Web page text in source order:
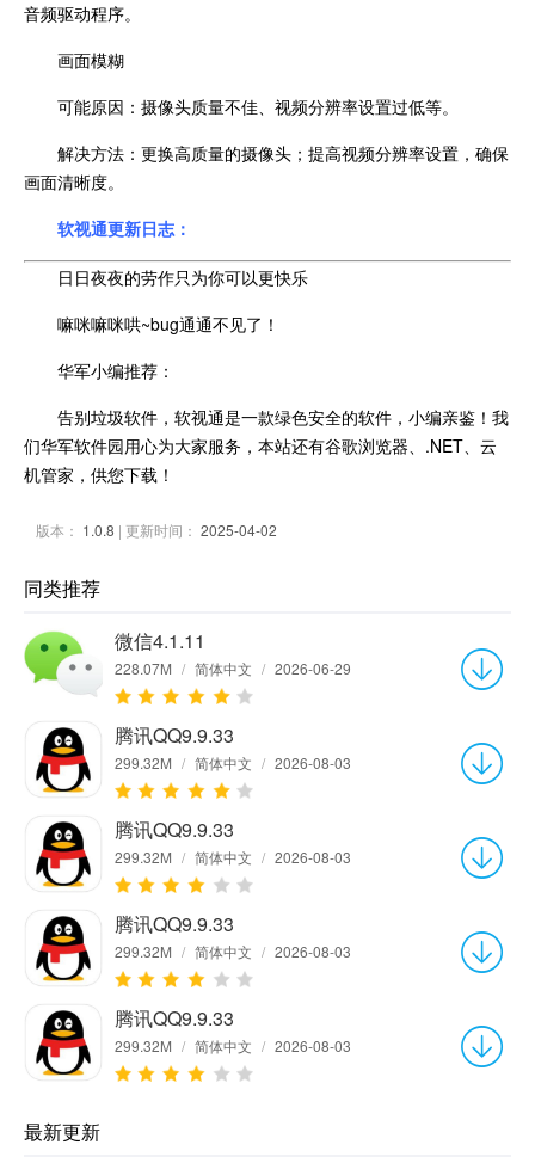
音频驱动程序。
画面模糊
可能原因：摄像头质量不佳、视频分辨率设置过低等。
解决方法：更换高质量的摄像头；提高视频分辨率设置，确保
画面清晰度。
软视通更新日志：
日日夜夜的劳作只为你可以更快乐
嘛咪嘛咪哄~bug通通不见了！
华军小编推荐：
告别垃圾软件，软视通是一款绿色安全的软件，小编亲鉴！我
们华军软件园用心为大家服务，本站还有谷歌浏览器、.NET、云
机管家，供您下载！
版本： 1.0.8 | 更新时间： 2025-04-02
同类推荐
微信4.1.11
228.07M / 简体中文 / 2026-06-29
腾讯QQ9.9.33
299.32M / 简体中文 / 2026-08-03
腾讯QQ9.9.33
299.32M / 简体中文 / 2026-08-03
腾讯QQ9.9.33
299.32M / 简体中文 / 2026-08-03
腾讯QQ9.9.33
299.32M / 简体中文 / 2026-08-03
最新更新